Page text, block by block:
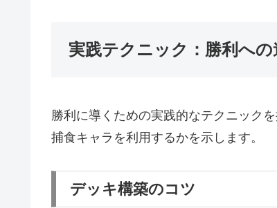
実践テクニック：勝利への
勝利に導くための実践的なテクニック
捕食キャラを利用するかを示します。
デッキ構築のコツ